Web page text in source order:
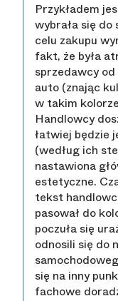
Przykładem
wybrała się do
celu zakupu
fakt, że była
sprzedawcy
auto (znając
w takim
Handlowcy
łatwiej będzie
(według ich
nastawiona
estetyczne.
tekst
pasował do
poczuła się
odnosili się do
się na inny
fachowe